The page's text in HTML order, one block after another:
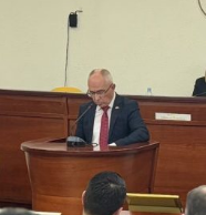
ИНТЕРВЈУ СО КАНДИДАТИ
ЗА НАДЗОРЕН ОДБОР КОИ
ПРОДОЛЖУВААТ ВО ВТОРА
ФАЗА ЈКП ВОДОВОД